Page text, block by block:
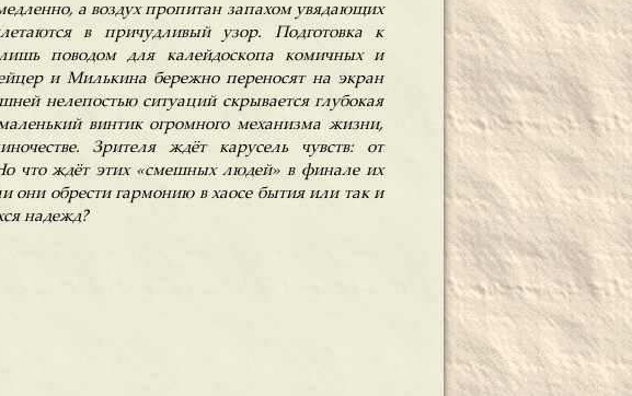
а воздух пропитан запахом увядающих
в причудливый узор. Подготовка к
поводом для калейдоскопа комичных и
и Милькина бережно переносят на экран
нелепостью ситуаций скрывается глубокая
винтик огромного механизма жизни,
Зрителя ждёт карусель чувств: от
что ждёт этих «смешных людей» в финале их
они обрести гармонию в хаосе бытия или так и
надежд?